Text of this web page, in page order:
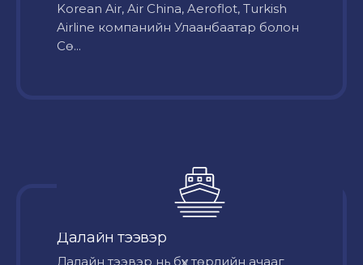
Korean Air, Air China, Aeroflot, Turkish
Airline компанийн Улаанбаатар болон
Сө...
Далайн тээвэр
Далайн тээвэр нь бүх төрлийн ачааг